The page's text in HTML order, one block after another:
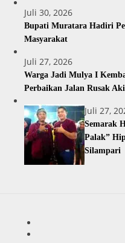
Juli 30, 2026
Bupati Muratara Hadiri
Masyarakat
Juli 27, 2026
Warga Jadi Mulya I
Perbaikan Jalan Rusak
Juli 27,
Semarak
Palak”
Silampari